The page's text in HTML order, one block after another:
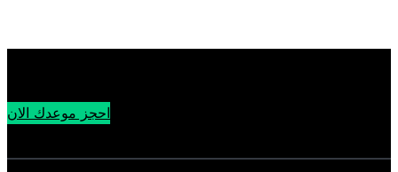
احجز موعدك الان